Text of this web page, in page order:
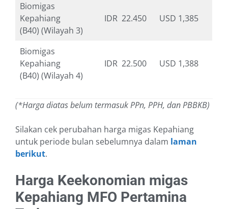
Biomigas
Kepahiang
(B40) (Wilayah 3)
IDR 22.450 USD 1,385
Biomigas
Kepahiang
(B40) (Wilayah 4)
IDR 22.500 USD 1,388
(*Harga diatas belum termasuk PPn, PPH, dan PBBKB)
Silakan cek perubahan harga migas Kepahiang
untuk periode bulan sebelumnya dalam laman
berikut.
Harga Keekonomian migas
Kepahiang MFO Pertamina